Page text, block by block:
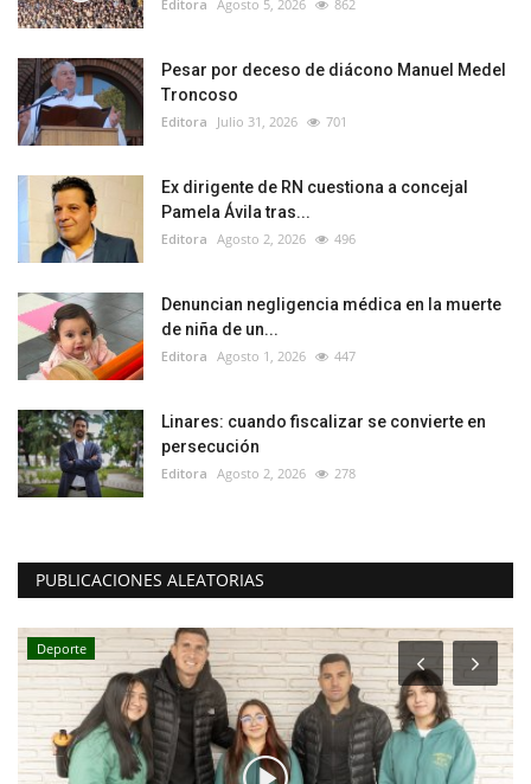
Editora Agosto 5, 2026 862
Pesar por deceso de diácono Manuel Medel
Troncoso
Editora Julio 31, 2026 701
Ex dirigente de RN cuestiona a concejal
Pamela Ávila tras...
Editora Agosto 2, 2026 496
Denuncian negligencia médica en la muerte
de niña de un...
Editora Agosto 1, 2026 447
Linares: cuando fiscalizar se convierte en
persecución
Editora Agosto 2, 2026 278
PUBLICACIONES ALEATORIAS
Deporte